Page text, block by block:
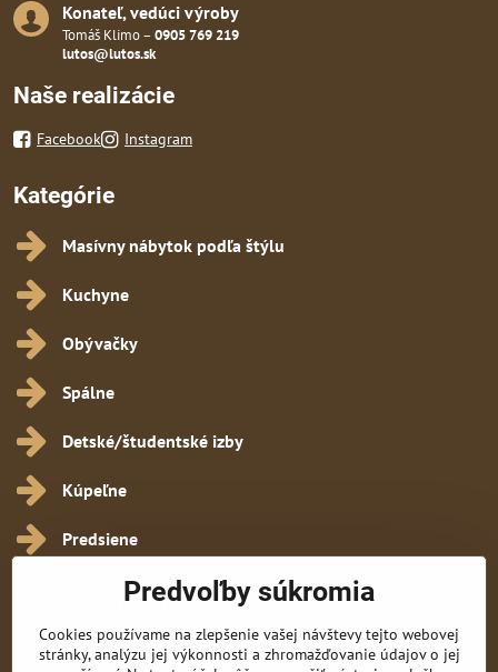
Konateľ, vedúci výroby
Tomáš Klimo – 0905 769 219
lutos@lutos.sk
Naše realizácie
Facebook Instagram
Kategórie
Masívny nábytok podľa štýlu
Kuchyne
Obývačky
Spálne
Detské/študentské izby
Kúpeľne
Predsiene
Všetko k nákupu
Obchodné podmienky
Predvoľby súkromia
Cookies používame na zlepšenie vašej návštevy tejto webovej
stránky, analýzu jej výkonnosti a zhromažďovanie údajov o jej